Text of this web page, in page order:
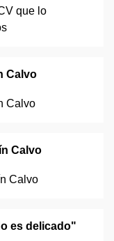
Calvo
Calvo
es delicado"